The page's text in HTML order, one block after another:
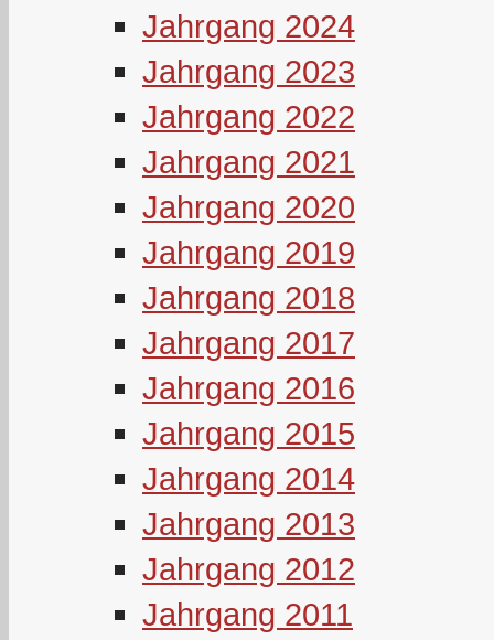
Jahrgang 2024
Jahrgang 2023
Jahrgang 2022
Jahrgang 2021
Jahrgang 2020
Jahrgang 2019
Jahrgang 2018
Jahrgang 2017
Jahrgang 2016
Jahrgang 2015
Jahrgang 2014
Jahrgang 2013
Jahrgang 2012
Jahrgang 2011